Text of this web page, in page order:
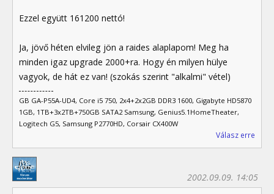
Ezzel együtt 161200 nettó!
Ja, jövő héten elvileg jön a raides alaplapom! Meg ha
minden igaz upgrade 2000+ra. Hogy én milyen hülye
vagyok, de hát ez van! (szokás szerint "alkalmi" vétel)
GB GA-P55A-UD4, Core i5 750, 2x4+2x2GB DDR3 1600, Gigabyte HD5870
1GB, 1TB+3x2TB+750GB SATA2 Samsung, Genius5.1HomeTheater,
Logitech G5, Samsung P2770HD, Corsair CX400W
Válasz erre
2002.09.09. 14:05